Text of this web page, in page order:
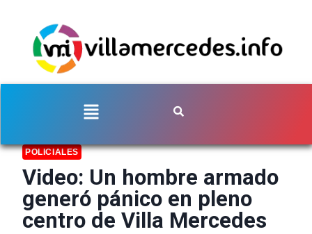
POLICIALES
Video: Un hombre armado
generó pánico en pleno
centro de Villa Mercedes